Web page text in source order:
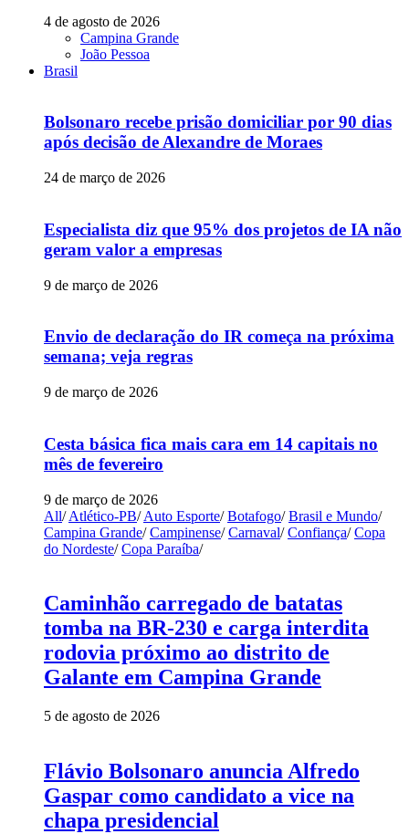
4 de agosto de 2026
Campina Grande
João Pessoa
Brasil
Bolsonaro recebe prisão domiciliar por 90 dias
após decisão de Alexandre de Moraes
24 de março de 2026
Especialista diz que 95% dos projetos de IA não
geram valor a empresas
9 de março de 2026
Envio de declaração do IR começa na próxima
semana; veja regras
9 de março de 2026
Cesta básica fica mais cara em 14 capitais no
mês de fevereiro
9 de março de 2026
All/ Atlético-PB/ Auto Esporte/ Botafogo/ Brasil e Mundo/
Campina Grande/ Campinense/ Carnaval/ Confiança/ Copa
do Nordeste/ Copa Paraíba/
Caminhão carregado de batatas
tomba na BR-230 e carga interdita
rodovia próximo ao distrito de
Galante em Campina Grande
5 de agosto de 2026
Flávio Bolsonaro anuncia Alfredo
Gaspar como candidato a vice na
chapa presidencial